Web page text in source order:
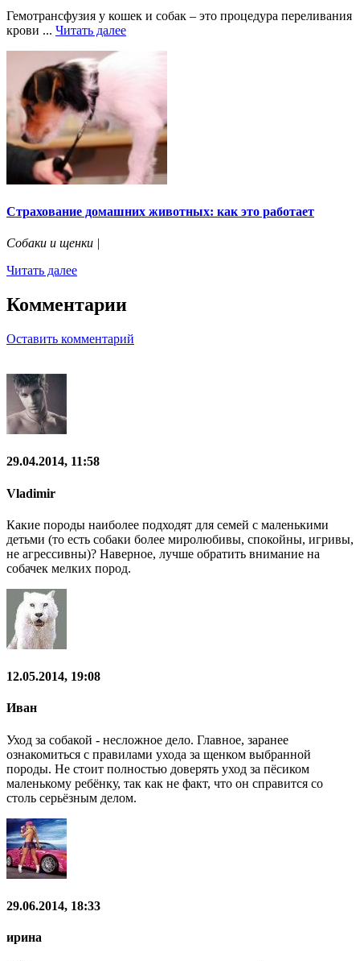
Гемотрансфузия у кошек и собак – это процедура переливания
крови ... Читать далее
Страхование домашних животных: как это работает
Собаки и щенки |
Читать далее
Комментарии
Оставить комментарий
29.04.2014, 11:58
Vladimir
Какие породы наиболее подходят для семей с маленькими
детьми (то есть собаки более миролюбивы, спокойны, игривы,
не агрессивны)? Наверное, лучше обратить внимание на
собачек мелких пород.
12.05.2014, 19:08
Иван
Уход за собакой - несложное дело. Главное, заранее
ознакомиться с правилами ухода за щенком выбранной
породы. Не стоит полностью доверять уход за пёсиком
маленькому ребёнку, так как не факт, что он справится со
столь серьёзным делом.
29.06.2014, 18:33
ирина